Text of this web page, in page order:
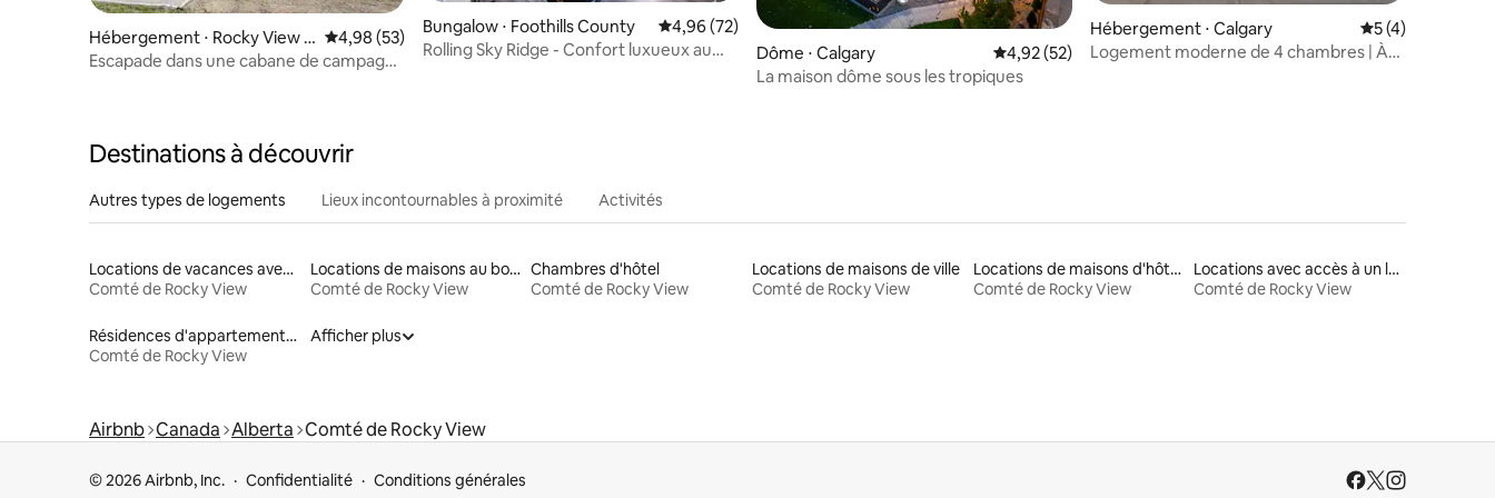
Hébergement ⋅ Rocky View C
ounty
Évaluation moyenne sur la base de 53 commentaires : 4,98 sur 5
4,98 (53)
Escapade dans une cabane de campagne
Bungalow ⋅ Foothills County Évaluation moyenne sur la base de 72 commentaires : 4,96 sur 5
4,96 (72)
Rolling Sky Ridge - Confort luxueux au
Dôme ⋅ Calgary Évaluation moyenne sur la base de 52 commentaires : 4,92 sur 5
4,92 (52)
La maison dôme sous les tropiques
Hébergement ⋅ Calgary Évaluation
5 (4)
Logement moderne de 4 chambres | À
Destinations à découvrir
Autres types de logements Lieux incontournables à proximité Activités
Locations de vacances avec piscine
Comté de Rocky View
Locations de maisons au bord d'un lac
Comté de Rocky View
Chambres d'hôtel
Comté de Rocky View
Locations de maisons de ville
Comté de Rocky View
Locations de maisons d'hôtes
Comté de Rocky View
Locations avec accès à un lac
Comté de Rocky View
Résidences d'appartements en location
Comté de Rocky View
Afficher plus
Airbnb Canada Alberta Comté de Rocky View
© 2026 Airbnb, Inc. Confidentialité Conditions générales